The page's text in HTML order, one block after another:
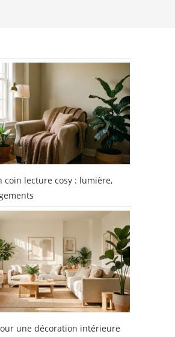
coin lecture cosy : lumière,
une décoration intérieure